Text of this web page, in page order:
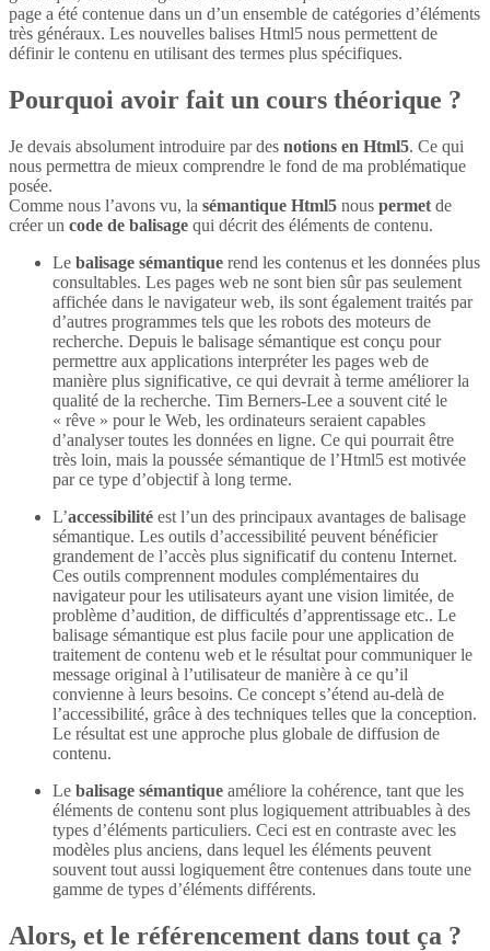
page a été contenue dans un d’un ensemble de catégories d’éléments
très généraux. Les nouvelles balises Html5 nous permettent de
définir le contenu en utilisant des termes plus spécifiques.
Pourquoi avoir fait un cours théorique ?
Je devais absolument introduire par des notions en Html5. Ce qui
nous permettra de mieux comprendre le fond de ma problématique
posée.
Comme nous l’avons vu, la sémantique Html5 nous permet de
créer un code de balisage qui décrit des éléments de contenu.
Le balisage sémantique rend les contenus et les données plus
consultables. Les pages web ne sont bien sûr pas seulement
affichée dans le navigateur web, ils sont également traités par
d’autres programmes tels que les robots des moteurs de
recherche. Depuis le balisage sémantique est conçu pour
permettre aux applications interpréter les pages web de
manière plus significative, ce qui devrait à terme améliorer la
qualité de la recherche. Tim Berners-Lee a souvent cité le
« rêve » pour le Web, les ordinateurs seraient capables
d’analyser toutes les données en ligne. Ce qui pourrait être
très loin, mais la poussée sémantique de l’Html5 est motivée
par ce type d’objectif à long terme.
L’accessibilité est l’un des principaux avantages de balisage
sémantique. Les outils d’accessibilité peuvent bénéficier
grandement de l’accès plus significatif du contenu Internet.
Ces outils comprennent modules complémentaires du
navigateur pour les utilisateurs ayant une vision limitée, de
problème d’audition, de difficultés d’apprentissage etc.. Le
balisage sémantique est plus facile pour une application de
traitement de contenu web et le résultat pour communiquer le
message original à l’utilisateur de manière à ce qu’il
convienne à leurs besoins. Ce concept s’étend au-delà de
l’accessibilité, grâce à des techniques telles que la conception.
Le résultat est une approche plus globale de diffusion de
contenu.
Le balisage sémantique améliore la cohérence, tant que les
éléments de contenu sont plus logiquement attribuables à des
types d’éléments particuliers. Ceci est en contraste avec les
modèles plus anciens, dans lequel les éléments peuvent
souvent tout aussi logiquement être contenues dans toute une
gamme de types d’éléments différents.
Alors, et le référencement dans tout ça ?